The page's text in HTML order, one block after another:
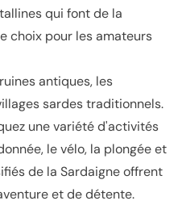
qui font de la
choix pour les amateurs
antiques, les
sardes traditionnels.
une variété d'activités
le vélo, la plongée et
de la Sardaigne offrent
et de détente.